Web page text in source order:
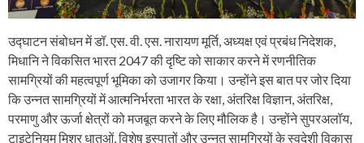
उद्घाटन संबोधन में डॉ. एस. वी. एस. नारायण मूर्ति, अध्यक्ष एवं प्रबंध निदेशक,
मिधानि ने विकसित भारत 2047 की दृष्टि को साकार करने में रणनीतिक
सामग्रियों की महत्वपूर्ण भूमिका को उजागर किया। उन्होंने इस बात पर जोर दिया
कि उन्नत सामग्रियों में आत्मनिर्भरता भारत के रक्षा, अंतरिक्ष विज्ञान, अंतरिक्ष,
परमाणु और ऊर्जा क्षेत्रों को मजबूत करने के लिए मौलिक है। उन्होंने सुपरअलॉय,
टाइटेनियम मिश्र धातुओं, विशेष इस्पातों और उन्नत सामग्रियों के स्वदेशी विकास